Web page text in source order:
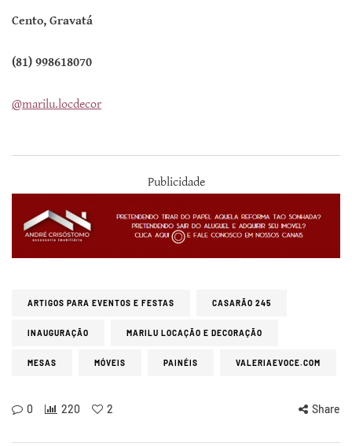
Cento, Gravatá
(81) 998618070
@marilu.locdecor
Publicidade
ARTIGOS PARA EVENTOS E FESTAS CASARÃO 245
INAUGURAÇÃO MARILU LOCAÇÃO E DECORAÇÃO
MESAS MÓVEIS PAINÉIS VALERIAEVOCE.COM
0 220 2 Share